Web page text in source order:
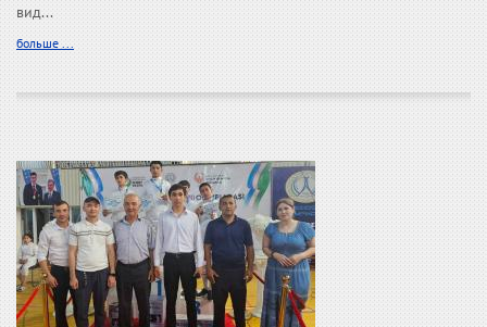
вид...
больше ...